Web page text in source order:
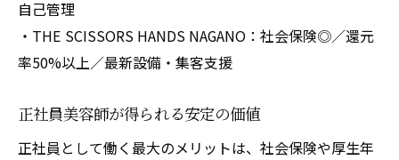
自己管理
・THE SCISSORS HANDS NAGANO：社会保険◎／還元
率50%以上／最新設備・集客支援
正社員美容師が得られる安定の価値
正社員として働く最大のメリットは、社会保険や厚生年